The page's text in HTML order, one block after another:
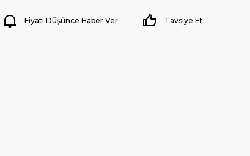
Fiyatı Düşünce Haber Ver Tavsiye Et